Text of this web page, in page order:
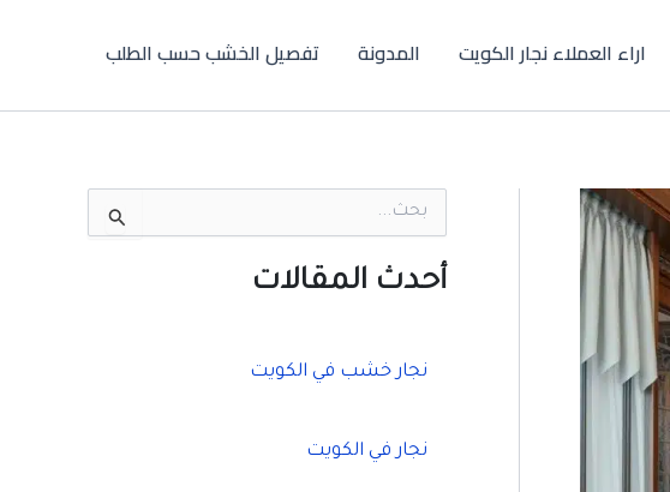
اراء العملاء نجار الكويت المدونة تفصيل الخشب حسب الطلب
ح
أحدث المقالات
نجار خشب في الكويت
نجار في الكويت